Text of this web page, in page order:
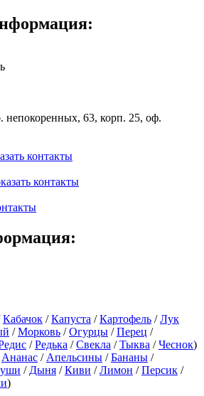
непокоренных, 63, корп. 25, оф.
контакты
контакты
Кабачок /Капуста /Картофель /Лук
/Морковь /Огурцы /Перец /
/Редька /Свекла /Тыква /Чеснок)
Ананас / Апельсины /Бананы /
/ Дыня /Киви /Лимон /Персик /
)